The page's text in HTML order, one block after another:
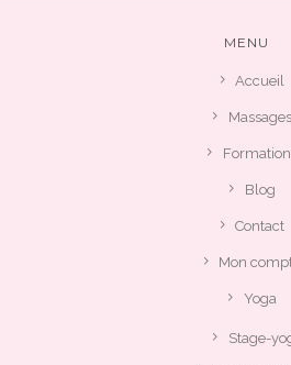
MENU
Accueil
Massages
Blog
Contact
Mon
Yoga
Stage-